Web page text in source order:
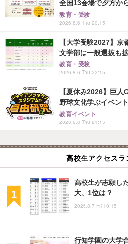
全国13会場で夕方か
教育・受験
2026.8.6 Thu 20:15
【大学受験2027】
文学部は一般選抜も
教育・受験
2026.8.6 Thu 22:15
【夏休み2026】巨
野球文化学ぶイベン
教育イベント
2026.8.6 Thu 21:15
高校生アクセスラ
高校生が志願し
大、1位は？
2026.8.7 Fri 10:15
行知学園の大学